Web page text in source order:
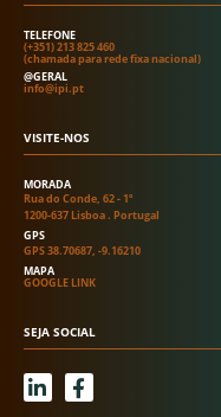
TELEFONE
(+351) 213 825 460
(chamada para rede fixa nacional)
@GERAL
info@ipi.pt
VISITE-NOS
MORADA
Rua do Conde, 62 - 1º
1200-637 Lisboa . Portugal
GPS
GPS 38.70687, -9.16210
MAPA
GOOGLE LINK
SEJA SOCIAL
L
i
F
a